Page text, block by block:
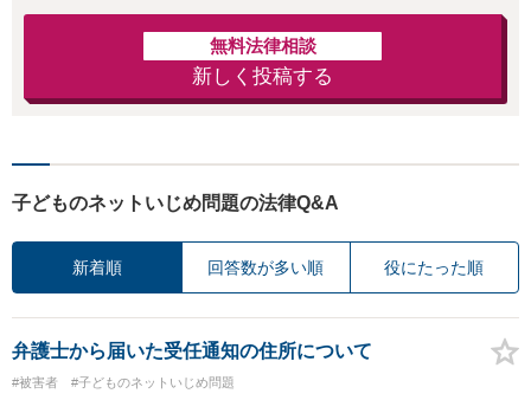
無料法律相談
新しく投稿する
子どものネットいじめ問題の法律Q&A
新着順 回答数が多い順 役にたった順
弁護士から届いた受任通知の住所について
#被害者 #子どものネットいじめ問題